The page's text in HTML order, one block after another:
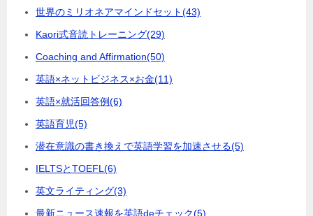
世界のミリオネアマインドセット(43)
Kaori式音読トレーニング(29)
Coaching and Affirmation(50)
英語×ネットビジネス×お金(11)
英語×就活回答例(6)
英語育児(5)
潜在意識の書き換えで英語学習を加速させる(5)
IELTSとTOEFL (6)
英文ライティング(3)
最新ニュース速報を英語deチェック(5)